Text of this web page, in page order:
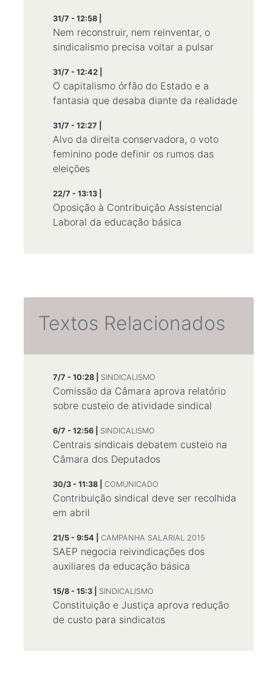
31/7 - 12:58 |
Nem reconstruir, nem reinventar, o
sindicalismo precisa voltar a pulsar
31/7 - 12:42 |
O capitalismo órfão do Estado e a
fantasia que desaba diante da realidade
31/7 - 12:27 |
Alvo da direita conservadora, o voto
feminino pode definir os rumos das
eleições
22/7 - 13:13 |
Oposição à Contribuição Assistencial
Laboral da educação básica
Textos Relacionados
7/7 - 10:28 | SINDICALISMO
Comissão da Câmara aprova relatório
sobre custeio de atividade sindical
6/7 - 12:56 | SINDICALISMO
Centrais sindicais debatem custeio na
Câmara dos Deputados
30/3 - 11:38 | COMUNICADO
Contribuição sindical deve ser recolhida
em abril
21/5 - 9:54 | CAMPANHA SALARIAL 2015
SAEP negocia reivindicações dos
auxiliares da educação básica
15/8 - 15:3 | SINDICALISMO
Constituição e Justiça aprova redução
de custo para sindicatos